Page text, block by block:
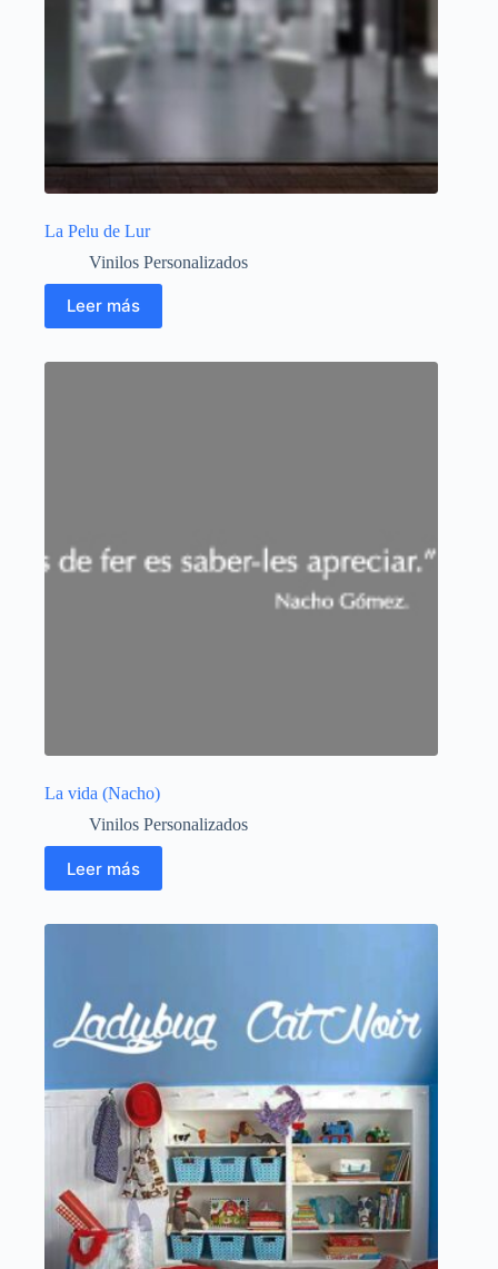
La Pelu de Lur
Vinilos Personalizados
Leer más
La vida (Nacho)
Vinilos Personalizados
Leer más